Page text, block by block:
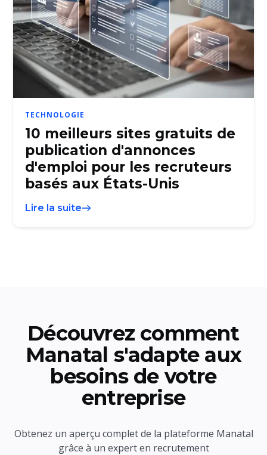
TECHNOLOGIE
10 meilleurs sites gratuits de
publication d'annonces
d'emploi pour les recruteurs
basés aux États-Unis
Lire la suite
Découvrez comment
Manatal s'adapte aux
besoins de votre
entreprise
Obtenez un aperçu complet de la plateforme Manatal
grâce à un expert en recrutement